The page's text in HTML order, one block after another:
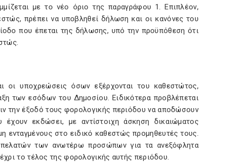
με το νέο όριο της παραγράφου 1. Επιπλέον,
πρέπει να υποβληθεί δήλωση και οι κανόνες του
που έπεται της δήλωσης, υπό την προϋπόθεση ότι
οι υποχρεώσεις όσων εξέρχονται του καθεστώτος,
των εσόδων του Δημοσίου. Ειδικότερα προβλέπεται
την έξοδό τους φορολογικής περιόδου να αποδώσουν
εκδώσει, με αντίστοιχη άσκηση δικαιώματος
στο ειδικό καθεστώς προμηθευτές τους.
των ανωτέρω προσώπων για τα ανεξόφλητα
το τέλος της φορολογικής αυτής περιόδου.